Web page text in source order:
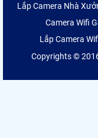
Lắp Camera Nhà
Camera Wifi
Lắp Camera
Copyrights ©